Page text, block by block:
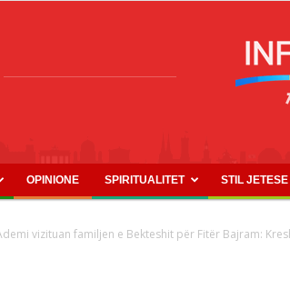
OPINIONE SPIRITUALITET STIL JETESE
vizituan familjen e Bekteshit për Fitër Bajram: